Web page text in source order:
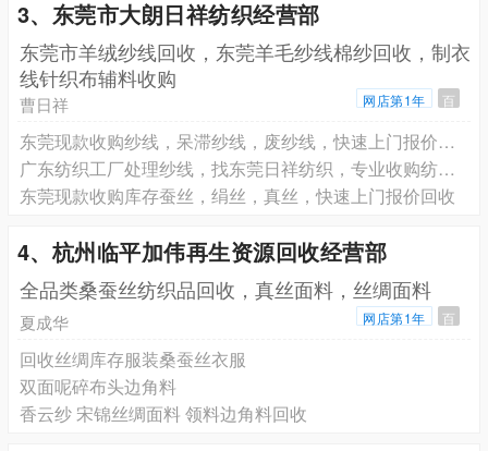
3、东莞市大朗日祥纺织经营部
东莞市羊绒纱线回收，东莞羊毛纱线棉纱回收，制衣
线针织布辅料收购
曹日祥 网店第1年 百
东莞现款收购纱线，呆滞纱线，废纱线，快速上门报价回收
广东纺织工厂处理纱线，找东莞日祥纺织，专业收购纺织各类纱线
东莞现款收购库存蚕丝，绢丝，真丝，快速上门报价回收
4、杭州临平加伟再生资源回收经营部
全品类桑蚕丝纺织品回收，真丝面料，丝绸面料
夏成华 网店第1年 百
回收丝绸库存服装桑蚕丝衣服
双面呢碎布头边角料
香云纱 宋锦丝绸面料 领料边角料回收